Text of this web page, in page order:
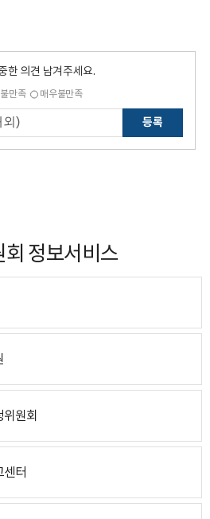
한 의견 남겨주세요.
불만족 매우불만족
등록
정보서비스
위원회
센터